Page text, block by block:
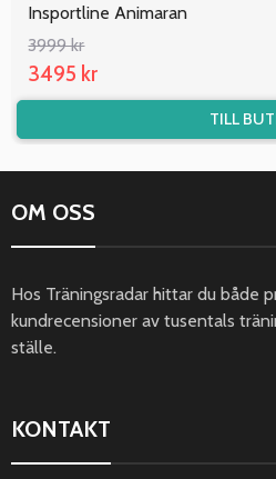
Insportline Animaran
3999 kr
3495 kr
TILL
OM OSS
Hos Träningsradar hittar du både
kundrecensioner av tusentals
ställe.
KONTAKT